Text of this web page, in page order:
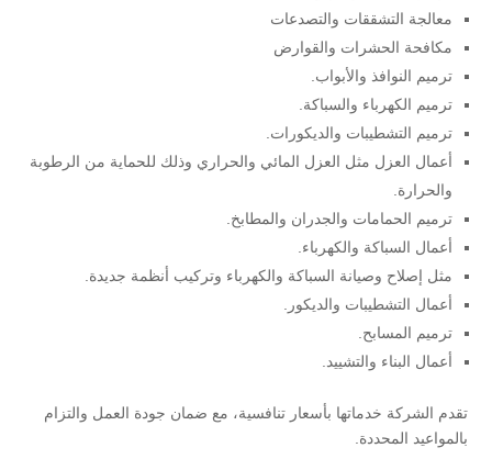
معالجة التشققات والتصدعات
مكافحة الحشرات والقوارض
ترميم النوافذ والأبواب.
ترميم الكهرباء والسباكة.
ترميم التشطيبات والديكورات.
أعمال العزل مثل العزل المائي والحراري وذلك للحماية من الرطوبة
والحرارة.
ترميم الحمامات والجدران والمطابخ.
أعمال السباكة والكهرباء.
مثل إصلاح وصيانة السباكة والكهرباء وتركيب أنظمة جديدة.
أعمال التشطيبات والديكور.
ترميم المسابح.
أعمال البناء والتشييد.
تقدم الشركة خدماتها بأسعار تنافسية، مع ضمان جودة العمل والتزام
بالمواعيد المحددة.